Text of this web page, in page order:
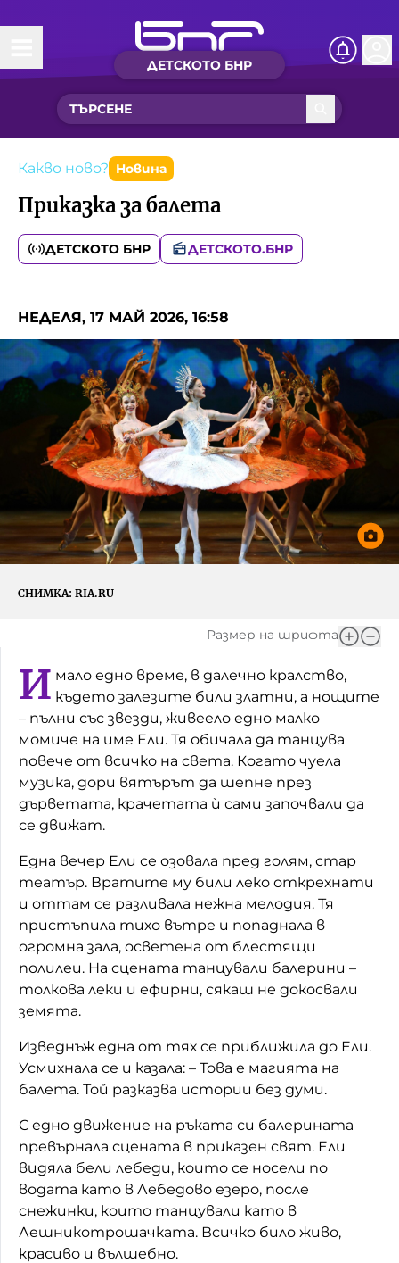
ДЕТСКОТО БНР
Начало
Какво ново?
Рубрики с вълшебства
Детско радио
Чуйте
Приказки
Песнички
Искри
Интересен архив
Нашите гости
Фантазирай
Приказки
История на изкуството
Музикална кутийка
Къщата
Златната ябълка
Непознатите думи
Като Айнщайн
Домашен любимец
Питаме Ви
До ре ми
Кои сме ние?
За вас, родители
БНР
БНР Новини
Архивен фонд на БНР
Какво ново? Новина
Приказка за балета
ДЕТСКОТО БНР ДЕТСКОТО.БНР
НЕДЕЛЯ, 17 МАЙ 2026, 16:58
СНИМКА: RIA.RU
Размер на шрифта
И мало едно време, в далечно кралство,
където залезите били златни, а нощите
– пълни със звезди, живеело едно малко
момиче на име Ели. Тя обичала да танцува
повече от всичко на света. Когато чуела
музика, дори вятърът да шепне през
дърветата, крачетата ѝ сами започвали да
се движат.
Една вечер Ели се озовала пред голям, стар
театър. Вратите му били леко открехнати
и оттам се разливала нежна мелодия. Тя
пристъпила тихо вътре и попаднала в
огромна зала, осветена от блестящи
полилеи. На сцената танцували балерини –
толкова леки и ефирни, сякаш не докосвали
земята.
Изведнъж една от тях се приближила до Ели.
Усмихнала се и казала: – Това е магията на
балета. Той разказва истории без думи.
С едно движение на ръката си балерината
превърнала сцената в приказен свят. Ели
видяла бели лебеди, които се носели по
водата като в Лебедово езеро, после
снежинки, които танцували като в
Лешникотрошачката. Всичко било живо,
красиво и вълшебно.